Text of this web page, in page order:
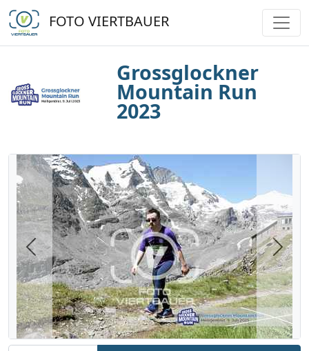
FOTO VIERTBAUER
Grossglockner
Mountain Run
2023
Previous Next